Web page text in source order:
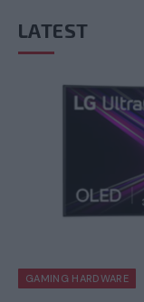
LATEST
GAMING HARDWARE